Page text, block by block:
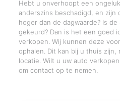
Hebt u onverhoopt een
anderszins beschadigd, en zijn
hoger dan de dagwaarde? Is
gekeurd? Dan is het een goed
verkopen. Wij kunnen deze
ophalen. Dit kan bij u thuis zijn,
locatie. Wilt u uw auto
om contact op te nemen.